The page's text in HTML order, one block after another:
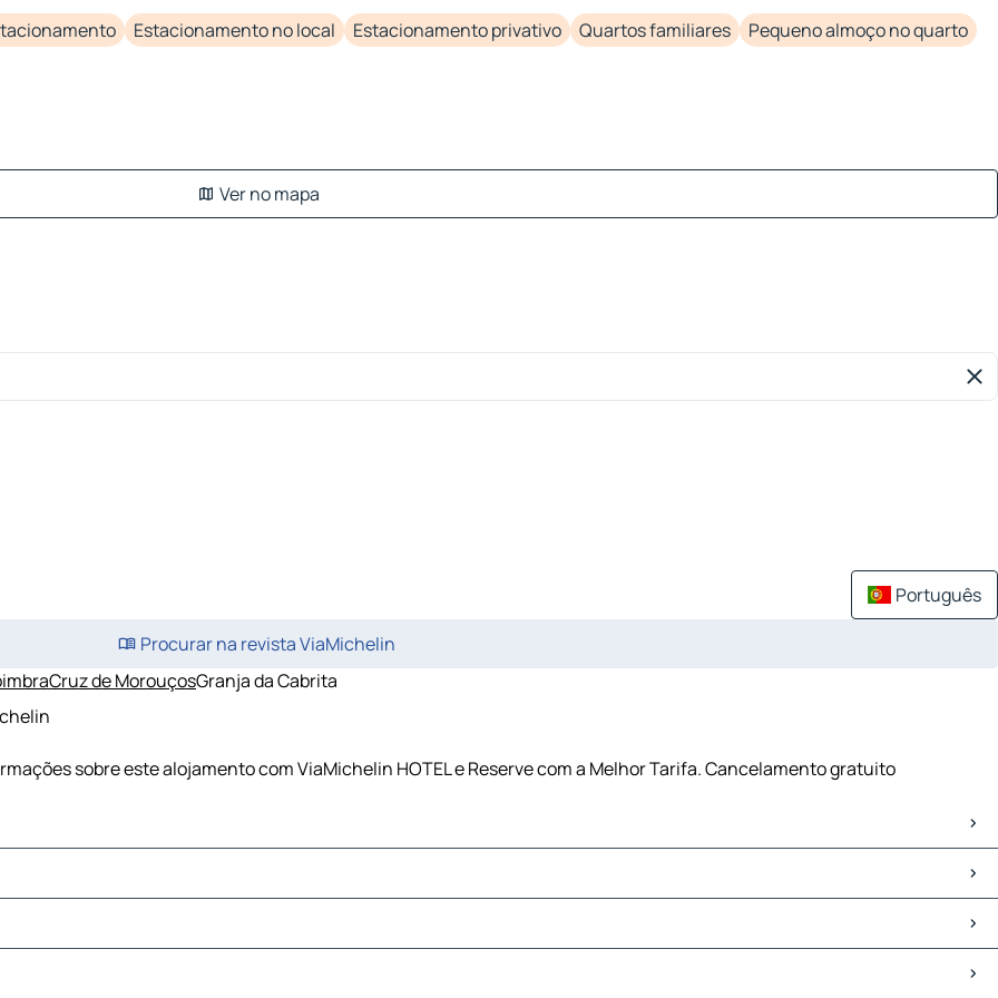
Estacionamento no local Estacionamento privativo Quartos familiares
Pequeno almoço no quarto
Ver no mapa
Português
Procurar na revista ViaMichelin
Cruz de MorouçosGranja da Cabrita
sobre este alojamento com ViaMichelin HOTEL e Reserve com a Melhor Tarifa. Cancelamento gratuito